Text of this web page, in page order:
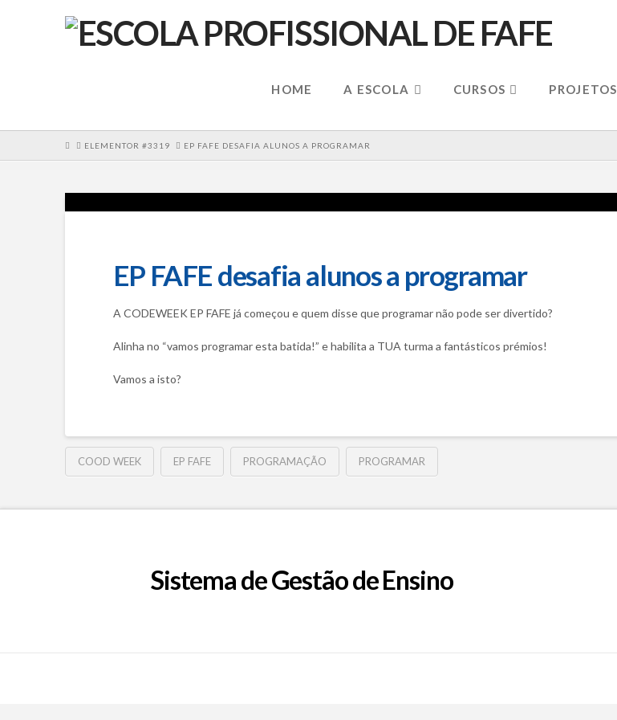
HOME A ESCOLA CURSOS PROJETOS
HOMEELEMENTOR #3319 EP FAFE DESAFIA ALUNOS A PROGRAMAR
EP FAFE desafia alunos a programar
A CODEWEEK EP FAFE já começou e quem disse que programar não pode ser divertido?
Alinha no “vamos programar esta batida!” e habilita a TUA turma a fantásticos prémios!
Vamos a isto?
COOD WEEK EP FAFE PROGRAMAÇÃO PROGRAMAR
Sistema de Gestão de Ensino